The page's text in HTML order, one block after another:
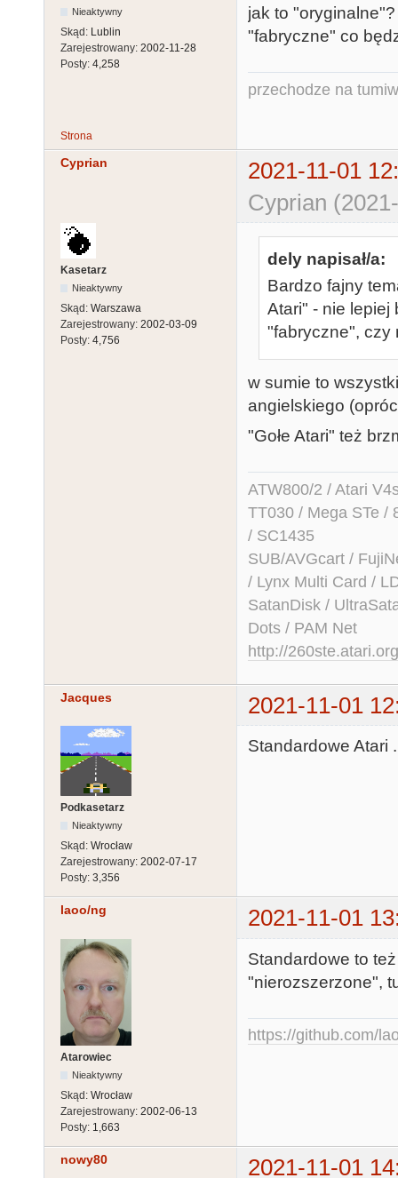
Nieaktywny
Skąd: Lublin
Zarejestrowany: 2002-11-28
Posty: 4,258
jak to
"fabryczne" co
przechodze na
Strona
Cyprian
2021-11-01
Cyprian
Kasetarz
Nieaktywny
Skąd: Warszawa
Zarejestrowany: 2002-03-09
Posty: 4,756
dely napisał/a:
Bardzo fajny
Atari" - nie lepiej
"fabryczne", czy
w sumie to
angielskiego
"Gołe Atari" też
ATW800/2 / Atari
TT030 / Mega STe /
/ SC1435
SUB/AVGcart /
/ Lynx Multi Card /
SatanDisk /
Dots / PAM Net
http://260ste.atari.org
Jacques 2021-11-01
Podkasetarz
Nieaktywny
Skąd: Wrocław
Zarejestrowany: 2002-07-17
Posty: 3,356
Standardowe Atari
laoo/ng 2021-11-01
Atarowiec
Nieaktywny
Skąd: Wrocław
Zarejestrowany: 2002-06-13
Posty: 1,663
Standardowe to
"nierozszerzone",
https://github.com/
nowy80 2021-11-01